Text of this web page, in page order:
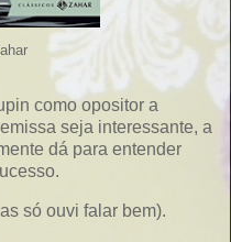
como opositor a
seja interessante, a
dá para entender
só ouvi falar bem).